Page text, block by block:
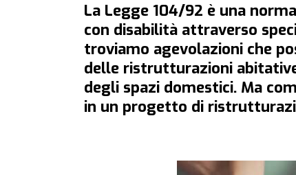
La Legge 104/92 è una
con disabilità attraverso
troviamo agevolazioni che
delle ristrutturazioni
degli spazi domestici. Ma
in un progetto di